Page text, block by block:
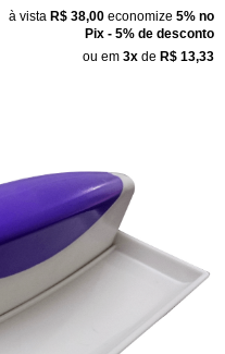
à vista R$ 38,00 economize 5% no
Pix - 5% de desconto
ou em 3x de R$ 13,33